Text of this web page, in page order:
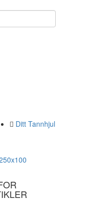
Ditt Tannhjul